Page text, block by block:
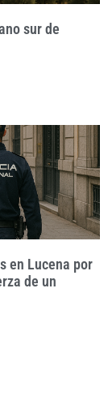
sur de
en Lucena por
de un